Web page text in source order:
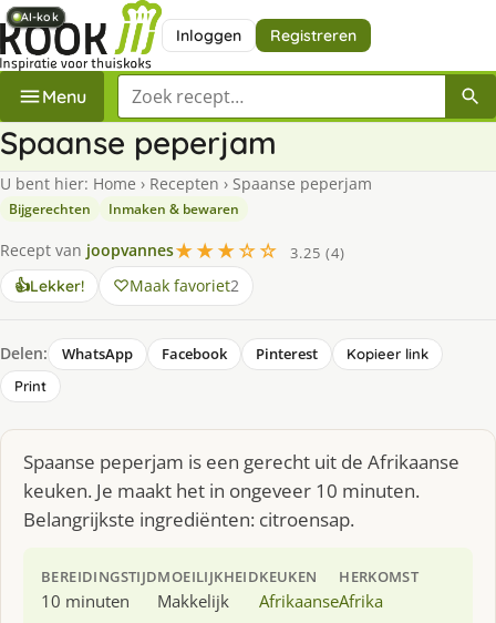
Inloggen Registreren
Menu Zoek een recept
Spaanse peperjam
U bent hier: Home › Recepten › Spaanse peperjam
Bijgerechten Inmaken & bewaren
Recept van joopvannes★★★☆☆
3.25 (4)
👍Lekker! Maak favoriet2
Delen: WhatsApp Facebook Pinterest
Kopieer link
Print
Spaanse peperjam is een gerecht uit de Afrikaanse
keuken. Je maakt het in ongeveer 10 minuten.
Belangrijkste ingrediënten: citroensap.
BEREIDINGSTIJD
10 minuten
MOEILIJKHEID
Makkelijk
KEUKEN
Afrikaanse
HERKOMST
Afrika
AI-kok
AI-kok
AI-kok
AI-kok
AI-kok